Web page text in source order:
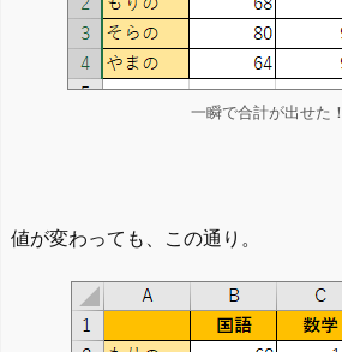
一瞬で合計が出せた！
値が変わっても、この通り。